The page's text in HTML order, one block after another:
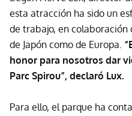
esta atracción ha sido un
de trabajo, en
de Japón como de Europa.
honor para nosotros dar
Parc Spirou”, declaró Lux.
Para ello, el parque ha